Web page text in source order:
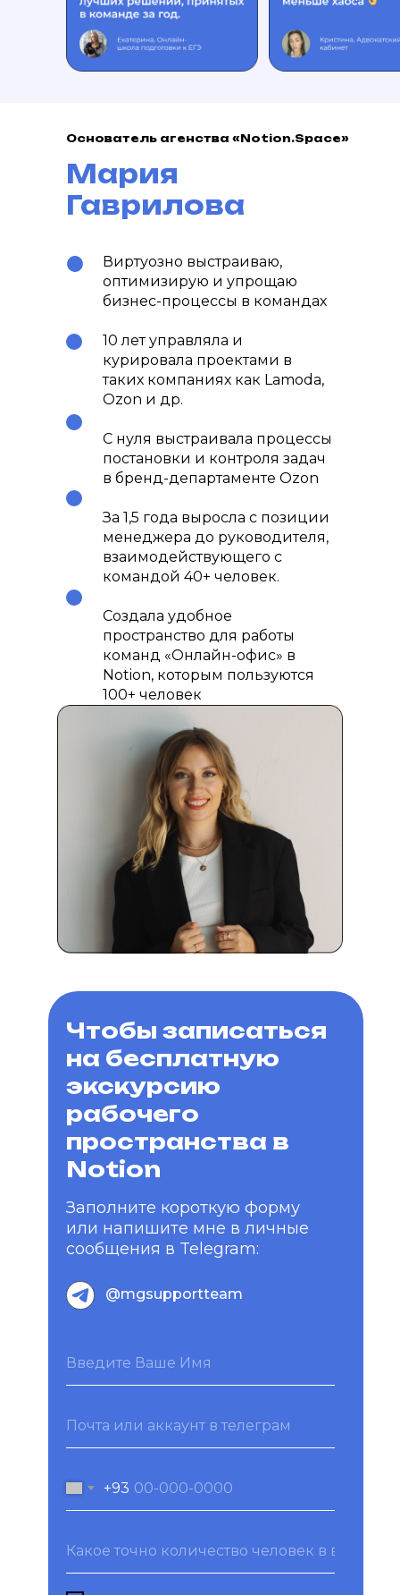
Основатель агенства «Notion.Space»
Виртуозно выстраиваю,
оптимизирую и упрощаю
бизнес-процессы в командах
10 лет управляла и
курировала проектами в
таких компаниях как Lamoda,
Ozon и др.
С нуля выстраивала процессы
постановки и контроля задач
в бренд-департаменте Ozon
За 1,5 года выросла с позиции
менеджера до руководителя,
взаимодействующего с
командой 40+ человек.
Создала удобное
пространство для работы
команд «Онлайн-офис» в
Notion, которым пользуются
100+ человек
Мария
Гаврилова
Чтобы записаться
на бесплатную
экскурсию
рабочего
пространства в
Notion
Заполните короткую форму
или напишите мне в личные
сообщения в Telegram:
@mgsupportteam
+93